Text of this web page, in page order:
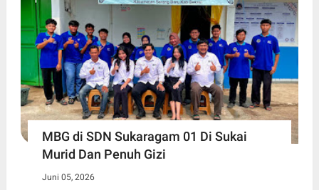
MBG di SDN Sukaragam 01 Di Sukai
Murid Dan Penuh Gizi
Juni 05, 2026